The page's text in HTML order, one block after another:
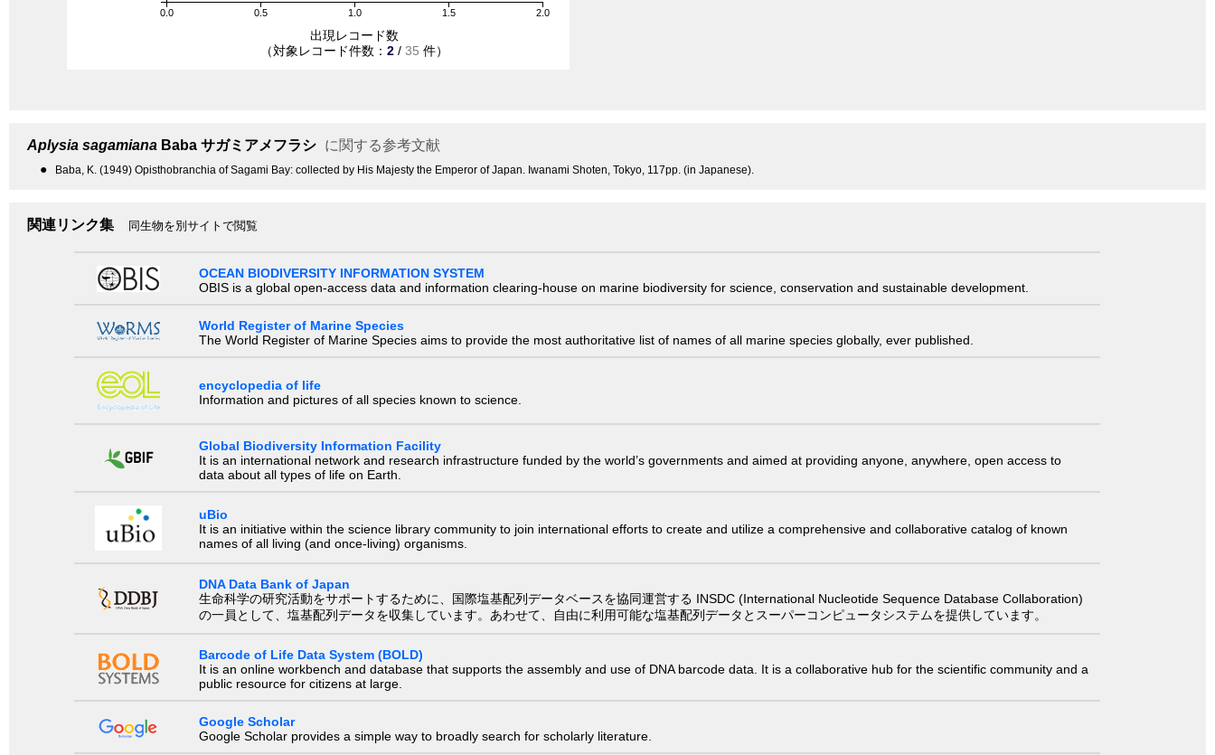
0.0 0.5 1.0 1.5 2.0
出現レコード数
（対象レコード件数： 2 / 35 件）
Aplysia sagamiana Baba サガミアメフラシ に関する参考文献
● Baba, K. (1949) Opisthobranchia of Sagami Bay: collected by His Majesty the Emperor of Japan. Iwanami Shoten, Tokyo, 117pp. (in Japanese).
関連リンク集 同生物を別サイトで閲覧
OCEAN BIODIVERSITY INFORMATION SYSTEM
OBIS is a global open-access data and information clearing-house on marine biodiversity for science, conservation and sustainable development.
World Register of Marine Species
The World Register of Marine Species aims to provide the most authoritative list of names of all marine species globally, ever published.
encyclopedia of life
Information and pictures of all species known to science.
Global Biodiversity Information Facility
It is an international network and research infrastructure funded by the world’s governments and aimed at providing anyone, anywhere, open access to
data about all types of life on Earth.
uBio
It is an initiative within the science library community to join international efforts to create and utilize a comprehensive and collaborative catalog of known
names of all living (and once-living) organisms.
DNA Data Bank of Japan
生命科学の研究活動をサポートするために、国際塩基配列データベースを協同運営する INSDC (International Nucleotide Sequence Database Collaboration)
の一員として、塩基配列データを収集しています。あわせて、自由に利用可能な塩基配列データとスーパーコンピュータシステムを提供しています。
Barcode of Life Data System (BOLD)
It is an online workbench and database that supports the assembly and use of DNA barcode data. It is a collaborative hub for the scientific community and a
public resource for citizens at large.
Google Scholar
Google Scholar provides a simple way to broadly search for scholarly literature.